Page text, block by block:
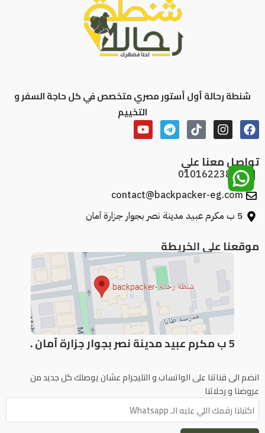
شنطة رحالة أول أستور مصري متخصص في كل حاجة السفر و
التخييم
تواصل معنا علي
01016223886
contact@backpacker-eg.com
5 ب مكرم عبيد مدينة نصر بجوار جزارة آمان
موقعنا علي الخريطة
5 ب مكرم عبيد مدينة نصر بجوار جزارة آمان .
انضم الى قناتنا على الواتساب و التليجرام عشان يوصلك كل جديد من
عروضنا و رحلاتنا